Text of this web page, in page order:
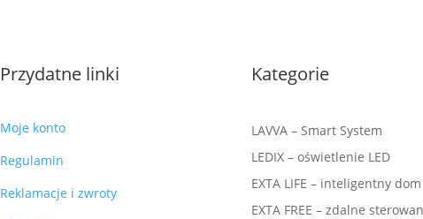
Przydatne linki
Moje konto
Regulamin
Reklamacje i zwroty
Kategorie
LAVVA – Smart System
LEDIX – oświetlenie LED
EXTA LIFE – inteligentny dom
EXTA FREE – zdalne